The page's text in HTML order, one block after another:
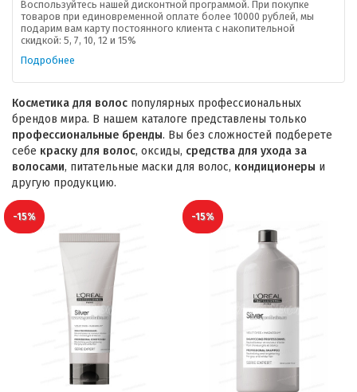
Воспользуйтесь нашей дисконтной программой. При покупке
товаров при единовременной оплате более 10000 рублей, мы
подарим вам карту постоянного клиента с накопительной
скидкой: 5, 7, 10, 12 и 15%
Подробнее
Косметика для волос популярных профессиональных
брендов мира. В нашем каталоге представлены только
профессиональные бренды. Вы без сложностей подберете
себе краску для волос, оксиды, средства для ухода за
волосами, питательные маски для волос, кондиционеры и
другую продукцию.
-15% -15%